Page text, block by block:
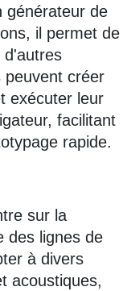
générateur de
il permet de
d'autres
peuvent créer
exécuter leur
facilitant
rapide.
sur la
des lignes de
à divers
acoustiques,